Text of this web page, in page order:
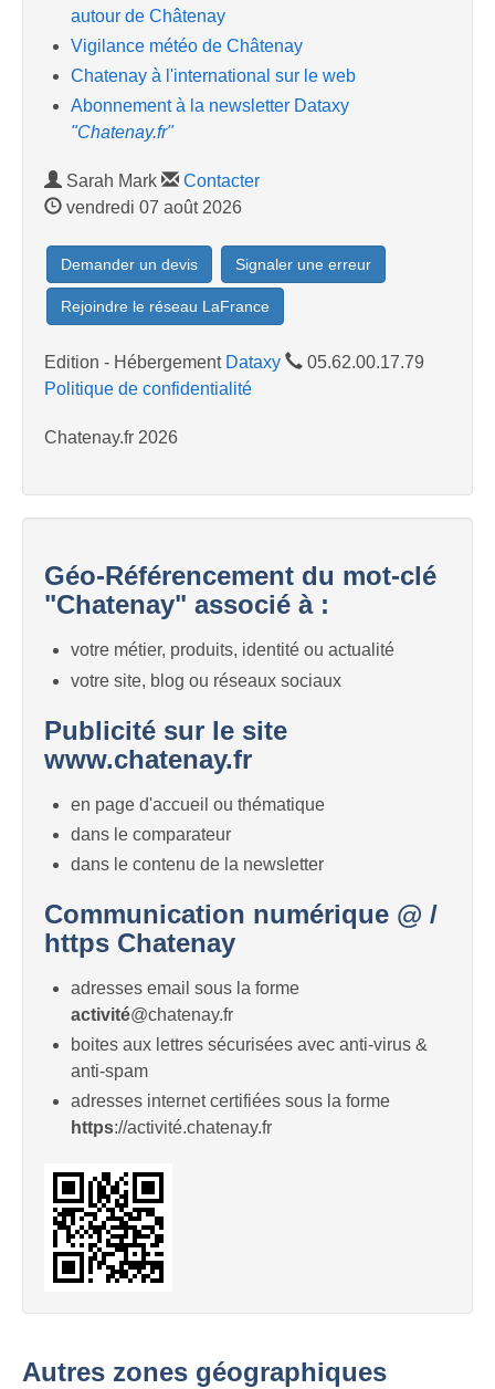
autour de Châtenay
Vigilance météo de Châtenay
Chatenay à l'international sur le web
Abonnement à la newsletter Dataxy
"Chatenay.fr"
Sarah Mark
Contacter
vendredi 07 août 2026
Demander un devis Signaler une erreur
Rejoindre le réseau LaFrance
Edition - Hébergement Dataxy
05.62.00.17.79
Politique de confidentialité
Chatenay.fr 2026
Géo-Référencement du mot-clé
"Chatenay" associé à :
votre métier, produits, identité ou actualité
votre site, blog ou réseaux sociaux
Publicité sur le site
www.chatenay.fr
en page d'accueil ou thématique
dans le comparateur
dans le contenu de la newsletter
Communication numérique @ /
https Chatenay
adresses email sous la forme
activité@chatenay.fr
boites aux lettres sécurisées avec anti-virus &
anti-spam
adresses internet certifiées sous la forme
https://activité.chatenay.fr
Autres zones géographiques